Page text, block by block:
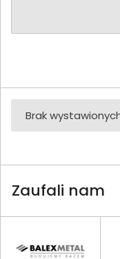
Brak
Zaufali nam